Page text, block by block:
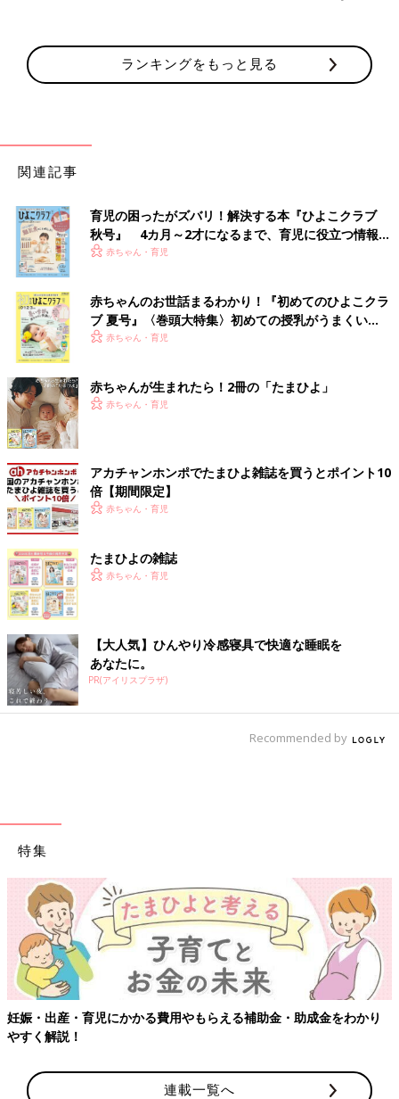
ランキングをもっと見る
関連記事
育児の困ったがズバリ！解決する本『ひよこクラブ
秋号』 4カ月～2才になるまで、育児に役立つ情報が
いっぱい！
赤ちゃん・育児
赤ちゃんのお世話まるわかり！『初めてのひよこクラ
ブ 夏号』〈巻頭大特集〉初めての授乳がうまくい
く！ おっぱい・ミルクの基本と夏のトラブル 解決テ
赤ちゃん・育児
赤ちゃんが生まれたら！2冊の「たまひよ」
赤ちゃん・育児
アカチャンホンポでたまひよ雑誌を買うとポイント10
倍【期間限定】
赤ちゃん・育児
たまひよの雑誌
赤ちゃん・育児
【大人気】ひんやり冷感寝具で快適な睡眠を
あなたに。
PR(アイリスプラザ)
Recommended by
特集
【ワクチン接種できるものも】妊婦の感染症対策、知っておいて
連載一覧へ